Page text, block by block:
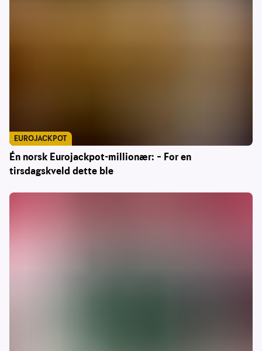
Én norsk Eurojackpot-millionær: – For en
tirsdagskveld dette ble
EUROJACKPOT